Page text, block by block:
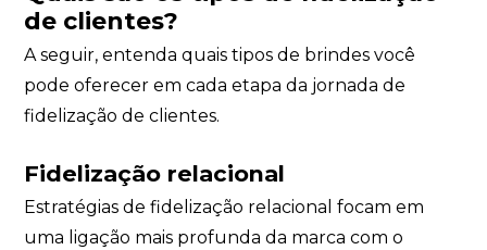
de clientes?
A seguir, entenda quais tipos de brindes você
pode oferecer em cada etapa da jornada de
fidelização de clientes.
Fidelização relacional
Estratégias de fidelização relacional focam em
uma ligação mais profunda da marca com o